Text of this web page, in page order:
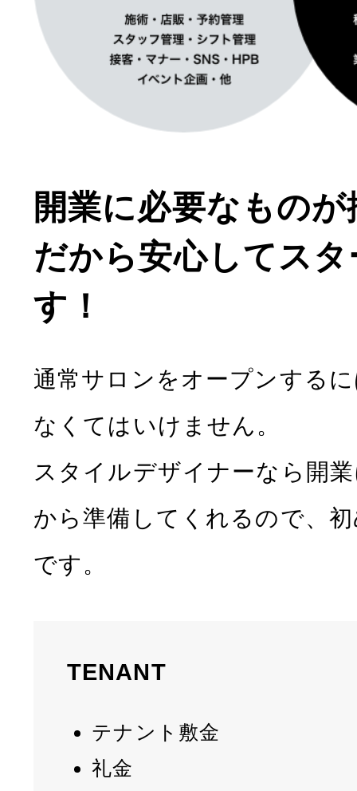
開業に必要なもの
だから安心してス
す！
通常サロンをオープンする
なくてはいけません。
スタイルデザイナーなら開
から準備してくれるので、
です。
TENANT
テナント敷金
礼金